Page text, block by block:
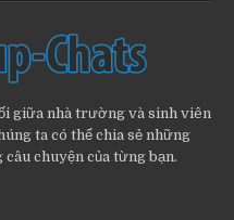
giữa nhà trường và sinh viên
ta có thể chia sẻ những
chuyện của từng bạn.